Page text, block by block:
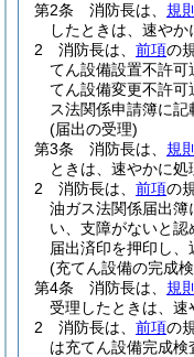
第2条
消防長は、 規
したときは、速やか
2
消防長は、 前項の
てん設備設置不許
てん設備変更不許
ス法関係申請簿に記
(届出の受理)
第3条
消防長は、 規
ときは、速やかに処
2
消防長は、 前項の
油ガス法関係届出
い、支障がないと
届出済印を押印し、
(充てん設備の完成
第4条
消防長は、 規
受理したときは、速
2
消防長は、 前項の
は充てん設備完成